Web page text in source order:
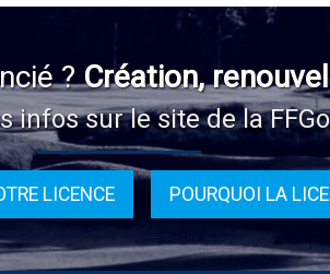
?Création,
infos sur le site de la
LICENCE POURQUOI LA